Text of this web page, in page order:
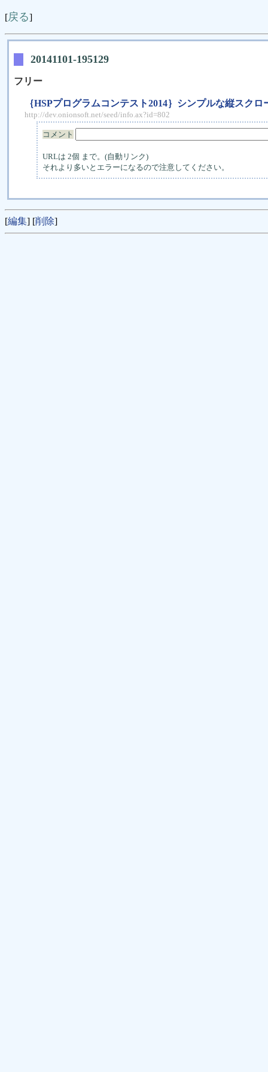
[戻る]
20141101-195129
フリー
｛HSPプログラムコンテスト2014｝シンプルな縦スク
http://dev.onionsoft.net/seed/info.ax?id=802
コメント
URLは 2個 まで。(自動リンク)
それより多いとエラーになるので注意してください。
[編集] [削除]